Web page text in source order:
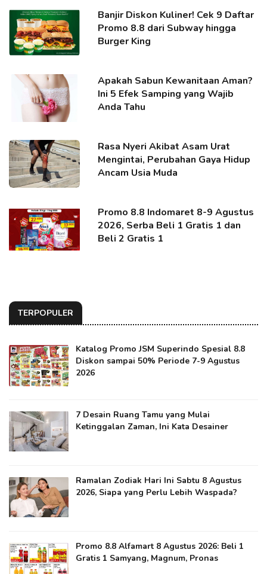
Banjir Diskon Kuliner! Cek 9 Daftar
Promo 8.8 dari Subway hingga
Burger King
Apakah Sabun Kewanitaan Aman?
Ini 5 Efek Samping yang Wajib
Anda Tahu
Rasa Nyeri Akibat Asam Urat
Mengintai, Perubahan Gaya Hidup
Ancam Usia Muda
Promo 8.8 Indomaret 8-9 Agustus
2026, Serba Beli 1 Gratis 1 dan
Beli 2 Gratis 1
TERPOPULER
Katalog Promo JSM Superindo Spesial 8.8
Diskon sampai 50% Periode 7-9 Agustus
2026
7 Desain Ruang Tamu yang Mulai
Ketinggalan Zaman, Ini Kata Desainer
Ramalan Zodiak Hari Ini Sabtu 8 Agustus
2026, Siapa yang Perlu Lebih Waspada?
Promo 8.8 Alfamart 8 Agustus 2026: Beli 1
Gratis 1 Samyang, Magnum, Pronas